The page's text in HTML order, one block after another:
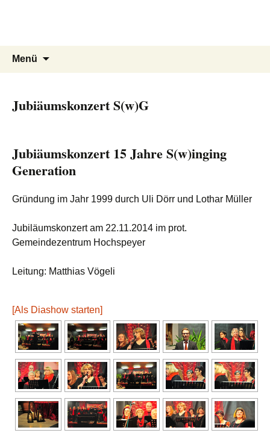
Menü
Jubiäumskonzert S(w)G
Jubiäumskonzert 15 Jahre S(w)inging
Generation
Gründung im Jahr 1999 durch Uli Dörr und Lothar Müller
Jubiläumskonzert am 22.11.2014 im prot.
Gemeindezentrum Hochspeyer
Leitung: Matthias Vögeli
[Als Diashow starten]